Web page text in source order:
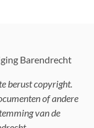
Barendrecht
berust copyright.
of andere
van de